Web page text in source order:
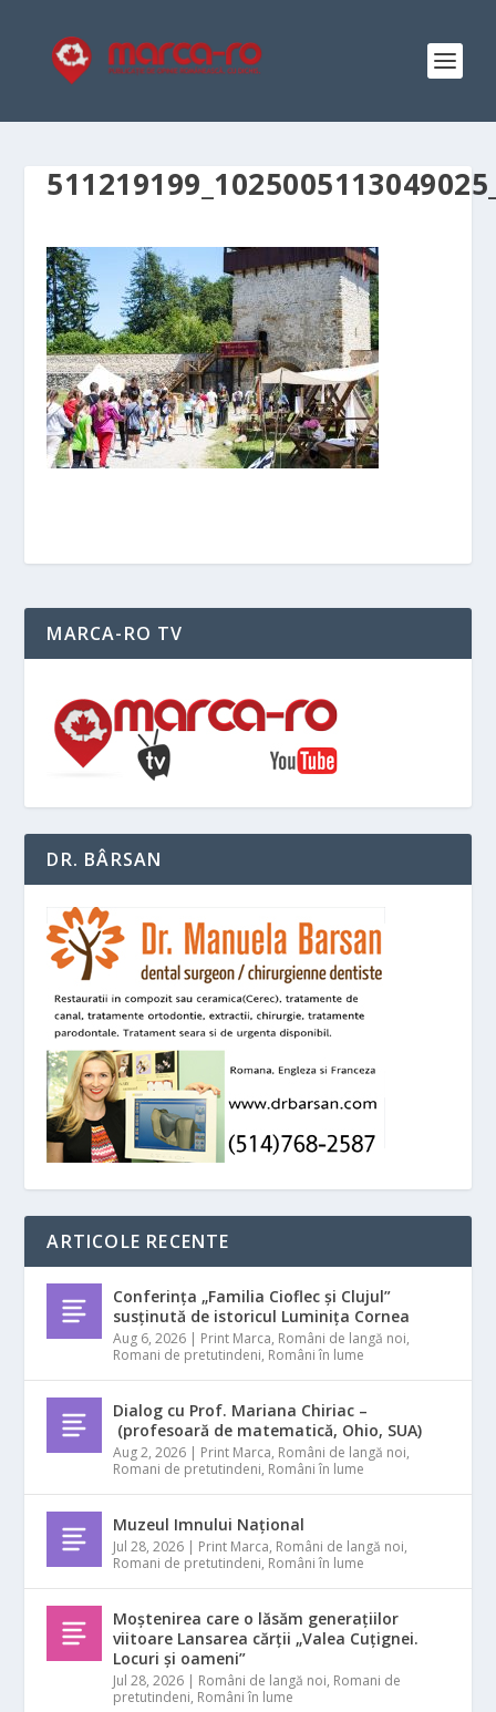
MARCA-RO TV
DR. BÂRSAN
ARTICOLE RECENTE
Conferința „Familia Cioflec și Clujul”
susținută de istoricul Luminița Cornea
Aug 6, 2026 | Print Marca, Români de langă noi,
Romani de pretutindeni, Români în lume
Dialog cu Prof. Mariana Chiriac –
(profesoară de matematică, Ohio, SUA)
Aug 2, 2026 | Print Marca, Români de langă noi,
Romani de pretutindeni, Români în lume
Muzeul Imnului Național
Jul 28, 2026 | Print Marca, Români de langă noi,
Romani de pretutindeni, Români în lume
Moștenirea care o lăsăm generațiilor
viitoare Lansarea cărții „Valea Cuțignei.
Locuri și oameni”
Jul 28, 2026 | Români de langă noi, Romani de
pretutindeni, Români în lume